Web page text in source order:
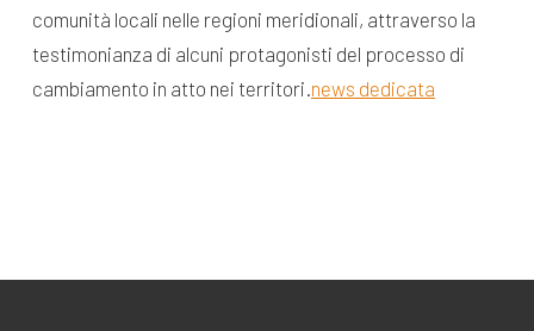
comunità locali nelle regioni meridionali, attraverso la
testimonianza di alcuni protagonisti del processo di
cambiamento in atto nei territori.news dedicata